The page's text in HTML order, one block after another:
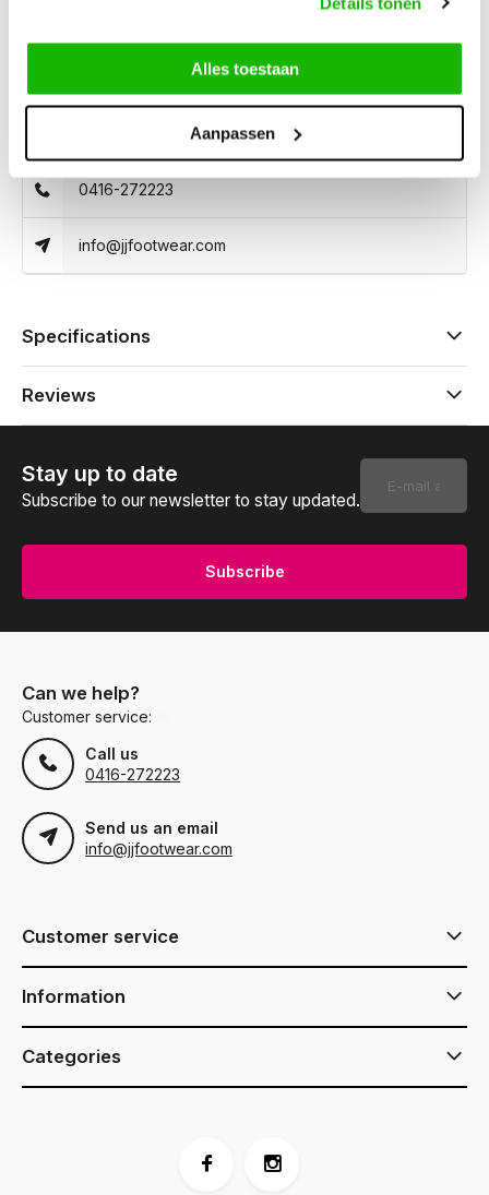
Alles toestaan
Aanpassen
Can we help?
0416-272223
info@jjfootwear.com
Specifications
Reviews
Stay up to date
Subscribe to our newsletter to stay updated.
Subscribe
Can we help?
Customer service:
Call us
0416-272223
Send us an email
info@jjfootwear.com
Customer service
Information
Categories